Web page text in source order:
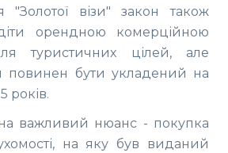
візи" закон також
орендною комерційною
туристичних цілей, але
повинен бути укладений на
років.
на важливий нюанс - покупка
на яку був виданий